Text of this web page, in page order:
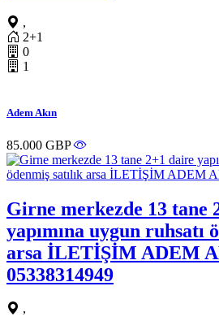
,
2+1
0
1
Adem Akın
85.000 GBP
Girne merkezde 13 tane
yapımına uygun ruhsatı
arsa İLETİŞİM ADEM
05338314949
,